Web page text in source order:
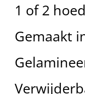
1 of 2
Gemaakt